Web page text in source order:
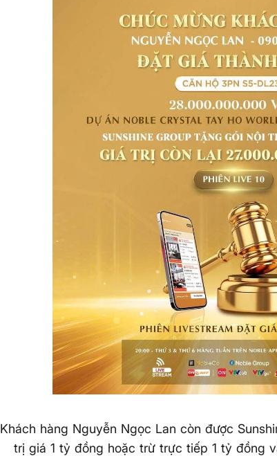
Khách hàng Nguyễn Ngọc Lan còn được
trị giá 1 tỷ đồng hoặc trừ trực tiếp 1 tỷ đồng